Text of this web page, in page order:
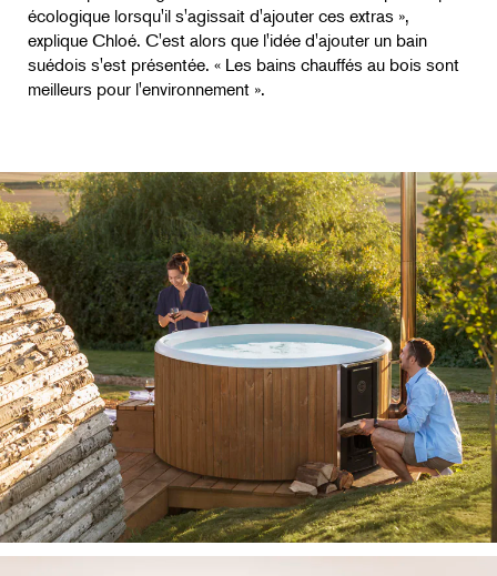
écologique lorsqu'il s'agissait d'ajouter ces extras »,
explique Chloé. C'est alors que l'idée d'ajouter un bain
suédois s'est présentée. « Les bains chauffés au bois sont
meilleurs pour l'environnement ».